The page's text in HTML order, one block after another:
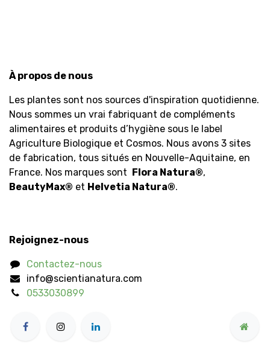
À propos de nous
Les plantes sont nos sources d'inspiration quotidienne.
Nous sommes un vrai fabriquant de compléments
alimentaires et produits d’hygiène sous le label
Agriculture Biologique et Cosmos. Nous avons 3 sites
de fabrication, tous situés en Nouvelle-Aquitaine, en
France. Nos marques sont Flora Natura®,
BeautyMax® et Helvetia Natura®.
Rejoignez-nous
Contactez-nous
info@scientianatura.com
0533030899